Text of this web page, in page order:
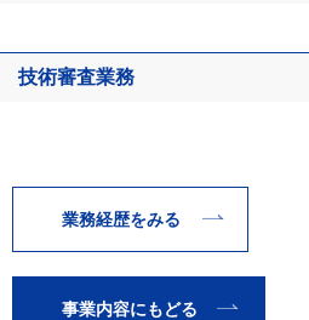
技術審査業務​
業務経歴をみる
事業内容にもどる